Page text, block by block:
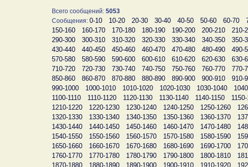
Всего сообщений: 5053
Сообщения: 0-10 10-20 20-30 30-40 40-50 50-60 60-70
150-160
160-170 170-180 180-190 190-200 200-210 210-
290-300
300-310 310-320 320-330 330-340 340-350 350-
430-440
440-450 450-460 460-470 470-480 480-490 490-
570-580
580-590 590-600 600-610 610-620 620-630 630-
710-720
720-730 730-740 740-750 750-760 760-770 770-
850-860
860-870 870-880 880-890 890-900 900-910 910-
990-1000
1000-1010 1010-1020 1020-1030 1030-1040
1100-1110
1110-1120 1120-1130 1130-1140 1140-1150
1210-1220
1220-1230 1230-1240 1240-1250 1250-1260
1320-1330
1330-1340 1340-1350 1350-1360 1360-1370
1430-1440
1440-1450 1450-1460 1460-1470 1470-1480
1540-1550
1550-1560 1560-1570 1570-1580 1580-1590
1650-1660
1660-1670 1670-1680 1680-1690 1690-1700
1760-1770
1770-1780 1780-1790 1790-1800 1800-1810
1870-1880
1880-1890 1890-1900 1900-1910 1910-1920